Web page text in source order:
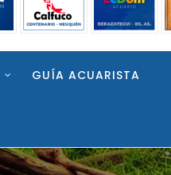
GUÍA ACUARISTA